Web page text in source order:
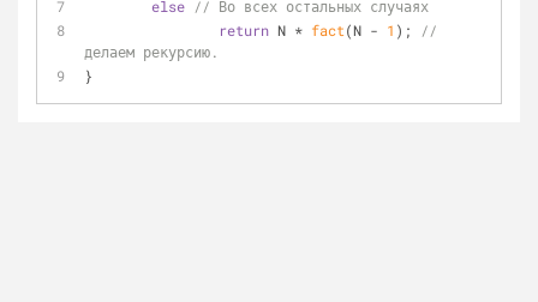
else // Во всех остальных случаях
return N * fact(N - 1 );
//
делаем рекурсию.
}